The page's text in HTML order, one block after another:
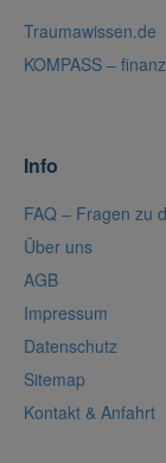
Traumawissen.de
KOMPASS –
Info
FAQ – Fragen zu
Über uns
AGB
Impressum
Datenschutz
Sitemap
Kontakt & Anfahrt